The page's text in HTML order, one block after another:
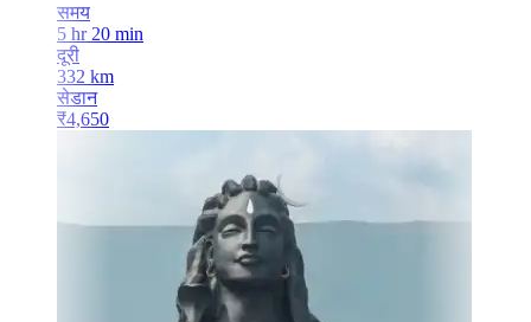
समय
5 hr 20 min
दूरी
332 km
सेडान
₹4,650